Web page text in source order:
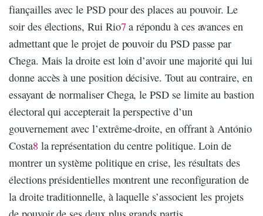
fiançailles avec le PSD pour des places au pouvoir. Le
soir des élections, Rui Rio7a répondu à ces avances en
admettant que le projet de pouvoir du PSD passe par
Chega. Mais la droite est loin d’avoir une majorité qui lui
donne accès à une position décisive. Tout au contraire, en
essayant de normaliser Chega, le PSD se limite au bastion
électoral qui accepterait la perspective d’un
gouvernement avec l’extrême-droite, en offrant à António
Costa8 la représentation du centre politique. Loin de
montrer un système politique en crise, les résultats des
élections présidentielles montrent une reconfiguration de
la droite traditionnelle, à laquelle s’associent les projets